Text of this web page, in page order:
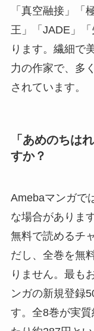
「真空融接」「
王」「JADE」
ります。繊細で
力の作家で、多
されています。
「あめのちは
すか？
Amebaマンガで
な場合がありま
無料で読めるチ
だし、全巻を無
りません。最も
ンガの新規登録
す。全8巻が実